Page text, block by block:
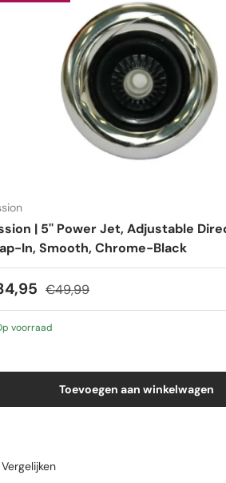
| 5'' Power Jet, Adjustable
In, Smooth, Chrome-Black
€49,99
voorraad
Toevoegen aan winkelwagen
Vergelijken